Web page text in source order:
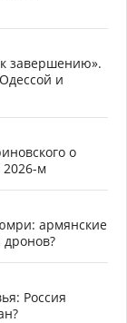
завершению».
и
о
м
армянские
дронов?
Россия